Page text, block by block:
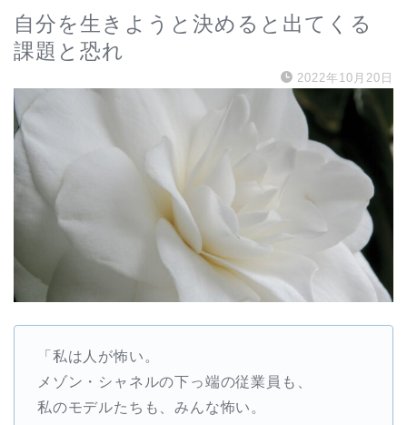
自分を生きようと決めると出てくる
課題と恐れ
2022年10月20日
「私は人が怖い。
メゾン・シャネルの下っ端の従業員も、
私のモデルたちも、みんな怖い。